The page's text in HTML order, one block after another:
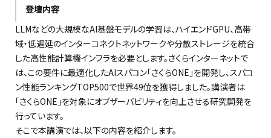
登壇内容
LLMなどの大規模なAI基盤モデルの学習は、ハイエンドGPU、高帯
域・低遅延のインターコネクトネットワークや分散ストレージを統合
した高性能計算機インフラを必要とします。さくらインターネットで
は、この要件に最適化したAIスパコン「さくらONE」を開発し、スパコ
ン性能ランキングTOP500で世界49位を獲得しました。講演者は
「さくらONE」を対象にオブザーバビリティを向上させる研究開発を
行っています。
そこで本講演では、以下の内容を紹介します。